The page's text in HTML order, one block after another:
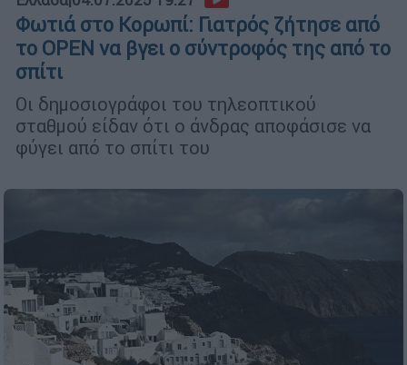
Φωτιά στο Κορωπί: Γιατρός ζήτησε από
το OPEN να βγει ο σύντροφός της από το
σπίτι
Οι δημοσιογράφοι του τηλεοπτικού
σταθμού είδαν ότι ο άνδρας αποφάσισε να
φύγει από το σπίτι του